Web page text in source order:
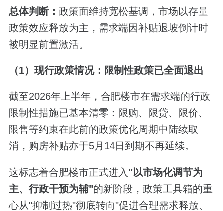
总体判断： 政策面维持宽松基调，市场以存量
政策效应释放为主，需求端因补贴退坡倒计时
被明显前置激活。
（1）现行政策情况：限制性政策已全面退出
截至2026年上半年，合肥楼市在需求端的行政
限制性措施已基本清零：限购、限贷、限价、
限售等约束在此前的政策优化周期中陆续取
消，购房补贴亦于5月14日到期不再延续。
这标志着合肥楼市正式进入 "以市场化调节为
主、行政干预为辅"的新阶段，政策工具箱的重
心从"抑制过热"彻底转向"促进合理需求释放、